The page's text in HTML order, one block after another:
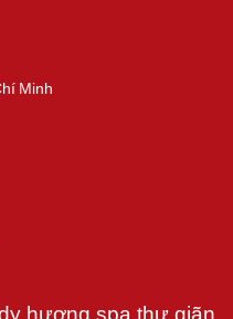
hương spa thư giãn
Minh